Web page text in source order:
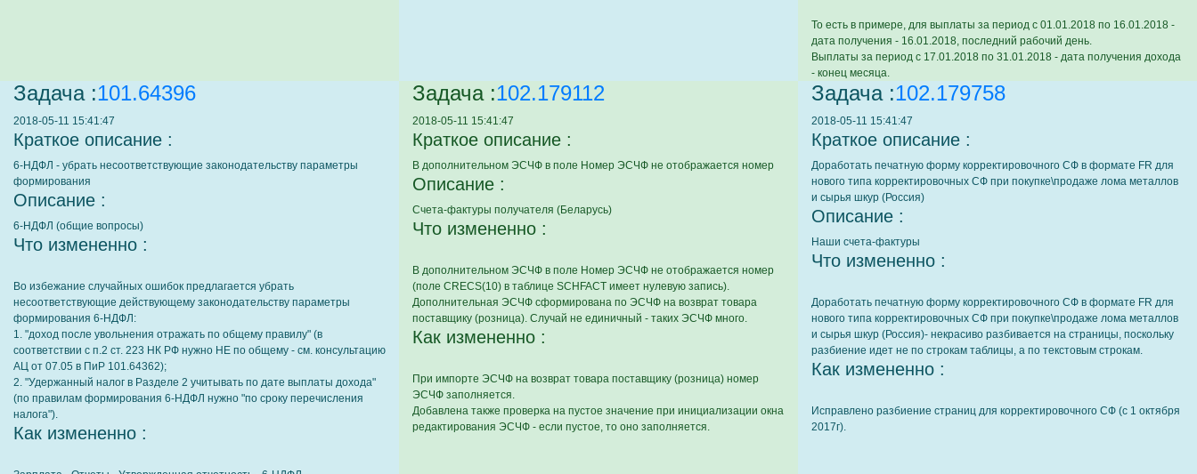
То есть в примере, для выплаты за период с 01.01.2018 по 16.01.2018 -
дата получения - 16.01.2018, последний рабочий день.
Выплаты за период с 17.01.2018 по 31.01.2018 - дата получения дохода
- конец месяца.
Задача :101.64396
2018-05-11 15:41:47
Краткое описание :
6-НДФЛ - убрать несоответствующие законодательству параметры
формирования
Описание :
6-НДФЛ (общие вопросы)
Что измененно :
Во избежание случайных ошибок предлагается убрать
несоответствующие действующему законодательству параметры
формирования 6-НДФЛ:
1. "доход после увольнения отражать по общему правилу" (в
соответствии с п.2 ст. 223 НК РФ нужно НЕ по общему - см. консультацию
АЦ от 07.05 в ПиР 101.64362);
2. "Удержанный налог в Разделе 2 учитывать по дате выплаты дохода"
(по правилам формирования 6-НДФЛ нужно "по сроку перечисления
налога").
Как измененно :
Задача :102.179112
2018-05-11 15:41:47
Краткое описание :
В дополнительном ЭСЧФ в поле Номер ЭСЧФ не отображается номер
Описание :
Счета-фактуры получателя (Беларусь)
Что измененно :
В дополнительном ЭСЧФ в поле Номер ЭСЧФ не отображается номер
(поле CRECS(10) в таблице SCHFACT имеет нулевую запись).
Дополнительная ЭСЧФ сформирована по ЭСЧФ на возврат товара
поставщику (розница). Случай не единичный - таких ЭСЧФ много.
Как измененно :
При импорте ЭСЧФ на возврат товара поставщику (розница) номер
ЭСЧФ заполняется.
Добавлена также проверка на пустое значение при инициализации окна
редактирования ЭСЧФ - если пустое, то оно заполняется.
Задача :102.179758
2018-05-11 15:41:47
Краткое описание :
Доработать печатную форму корректировочного СФ в формате FR для
нового типа корректировочных СФ при покупке\продаже лома металлов
и сырья шкур (Россия)
Описание :
Наши счета-фактуры
Что измененно :
Доработать печатную форму корректировочного СФ в формате FR для
нового типа корректировочных СФ при покупке\продаже лома металлов
и сырья шкур (Россия)- некрасиво разбивается на страницы, поскольку
разбиение идет не по строкам таблицы, а по текстовым строкам.
Как измененно :
Исправлено разбиение страниц для корректировочного СФ (с 1 октября
2017г).